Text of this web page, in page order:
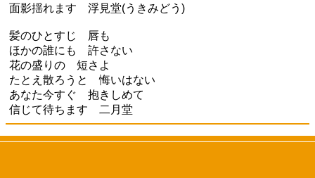
面影揺れます 浮見堂(うきみどう)
髪のひとすじ 唇も
ほかの誰にも 許さない
花の盛りの 短さよ
たとえ散ろうと 悔いはない
あなた今すぐ 抱きしめて
信じて待ちます 二月堂